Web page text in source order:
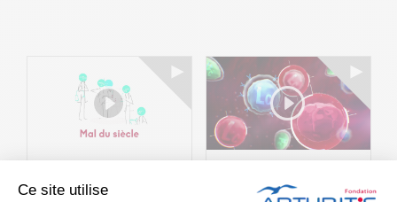
Ce site utilise
Le projet BACK-
Arthritis4Cure -